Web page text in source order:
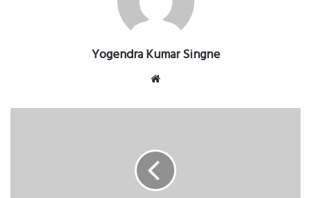
Yogendra Kumar Singne
मोहला